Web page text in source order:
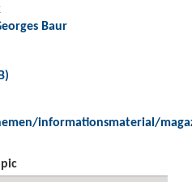
Baur
informationsmaterial/